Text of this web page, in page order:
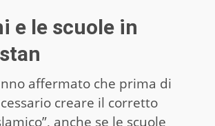
e le scuole in
affermato che prima di
creare il corretto
anche se le scuole